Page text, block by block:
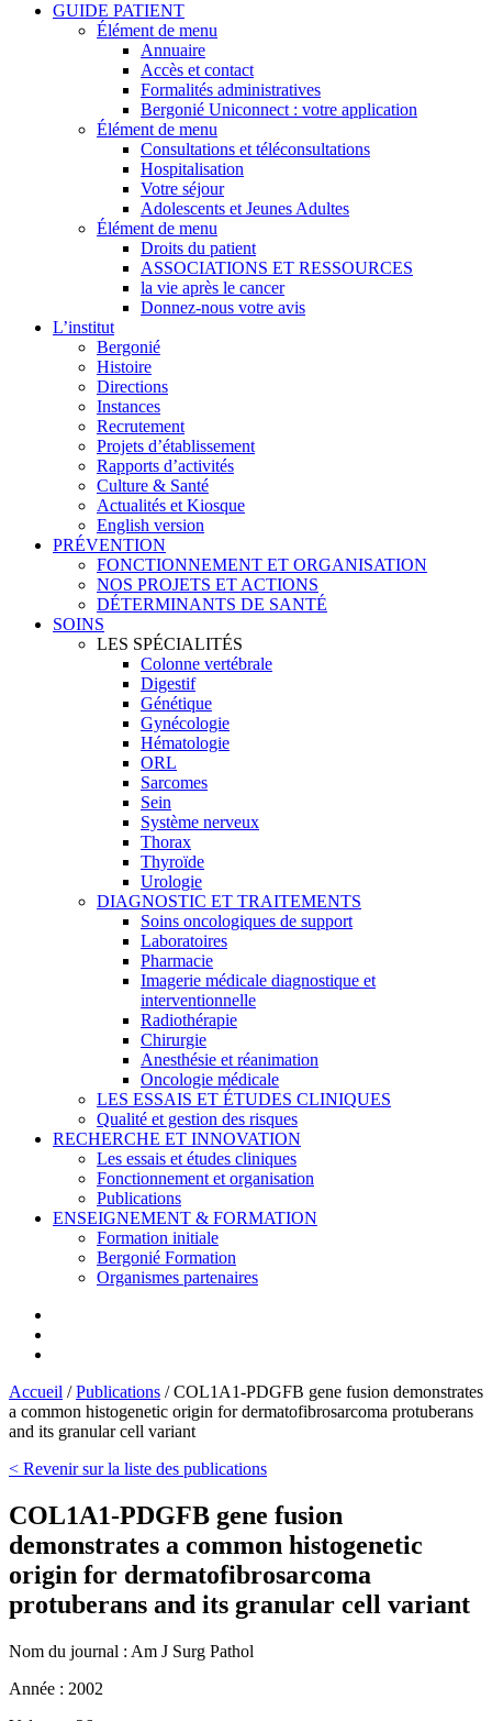
GUIDE PATIENT
Élément de menu
Annuaire
Accès et contact
Formalités administratives
Bergonié Uniconnect : votre application
Élément de menu
Consultations et téléconsultations
Hospitalisation
Votre séjour
Adolescents et Jeunes Adultes
Élément de menu
Droits du patient
ASSOCIATIONS ET RESSOURCES
la vie après le cancer
Donnez-nous votre avis
L’institut
Bergonié
Histoire
Directions
Instances
Recrutement
Projets d’établissement
Rapports d’activités
Culture & Santé
Actualités et Kiosque
English version
PRÉVENTION
FONCTIONNEMENT ET ORGANISATION
NOS PROJETS ET ACTIONS
DÉTERMINANTS DE SANTÉ
SOINS
LES SPÉCIALITÉS
Colonne vertébrale
Digestif
Génétique
Gynécologie
Hématologie
ORL
Sarcomes
Sein
Système nerveux
Thorax
Thyroïde
Urologie
DIAGNOSTIC ET TRAITEMENTS
Soins oncologiques de support
Laboratoires
Pharmacie
Imagerie médicale diagnostique et
interventionnelle
Radiothérapie
Chirurgie
Anesthésie et réanimation
Oncologie médicale
LES ESSAIS ET ÉTUDES CLINIQUES
Qualité et gestion des risques
RECHERCHE ET INNOVATION
Les essais et études cliniques
Fonctionnement et organisation
Publications
ENSEIGNEMENT & FORMATION
Formation initiale
Bergonié Formation
Organismes partenaires
Accueil /Publications /COL1A1-PDGFB gene fusion demonstrates
a common histogenetic origin for dermatofibrosarcoma protuberans
and its granular cell variant
< Revenir sur la liste des publications
COL1A1-PDGFB gene fusion
demonstrates a common histogenetic
origin for dermatofibrosarcoma
protuberans and its granular cell variant
Nom du journal : Am J Surg Pathol
Année : 2002